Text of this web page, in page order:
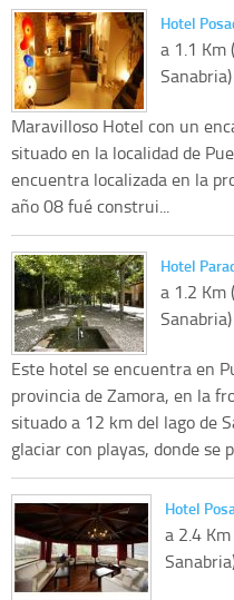
Hotel
a 1.1 Km
Sanabria)
Maravilloso Hotel con un
situado en la localidad de
encuentra localizada en la
año 08 fué construi...
Hotel
a 1.2 Km
Sanabria)
Este hotel se encuentra en
provincia de Zamora, en la
situado a 12 km del lago de
glaciar con playas, donde se
Hotel
a 2.4